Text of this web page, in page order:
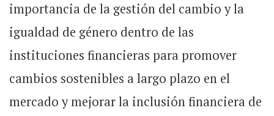
importancia de la gestión del cambio y la
igualdad de género dentro de las
instituciones financieras para promover
cambios sostenibles a largo plazo en el
mercado y mejorar la inclusión financiera de